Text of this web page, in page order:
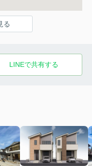
る
LINEで共有する